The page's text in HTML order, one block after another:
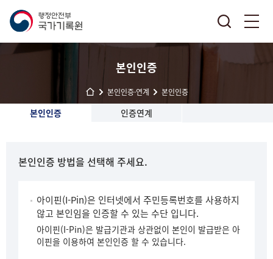
본인인증
본인인증·연계 본인인증
본인인증 인증연계
본인인증 방법을 선택해 주세요.
아이핀(I-Pin)은 인터넷에서 주민등록번호를 사용하지
않고 본인임을 인증할 수 있는 수단 입니다.
아이핀(I-Pin)은 발급기관과 상관없이 본인이 발급받은 아
이핀을 이용하여 본인인증 할 수 있습니다.